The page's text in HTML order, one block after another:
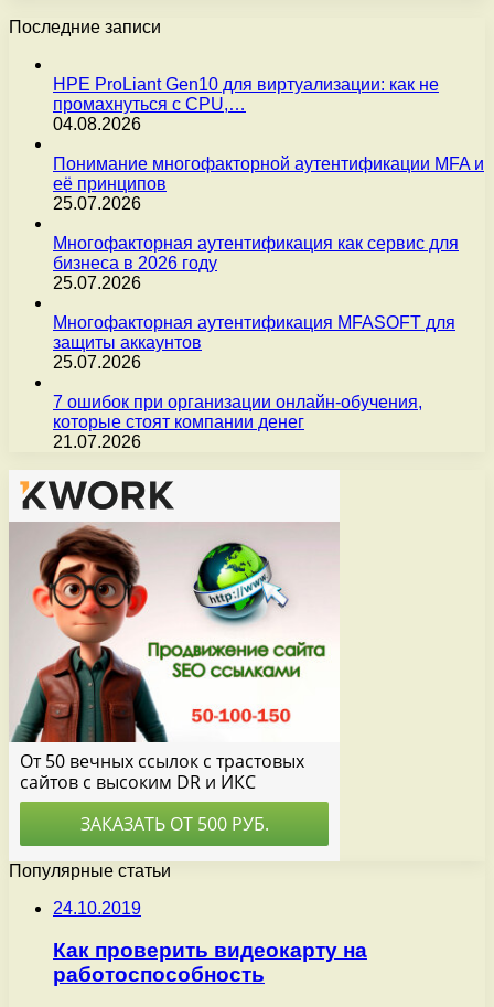
Последние записи
HPE ProLiant Gen10 для виртуализации: как не
промахнуться с CPU,…
04.08.2026
Понимание многофакторной аутентификации MFA и
её принципов
25.07.2026
Многофакторная аутентификация как сервис для
бизнеса в 2026 году
25.07.2026
Многофакторная аутентификация MFASOFT для
защиты аккаунтов
25.07.2026
7 ошибок при организации онлайн-обучения,
которые стоят компании денег
21.07.2026
Популярные статьи
24.10.2019
Как проверить видеокарту на
работоспособность